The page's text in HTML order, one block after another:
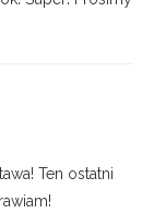
Ten ostatni